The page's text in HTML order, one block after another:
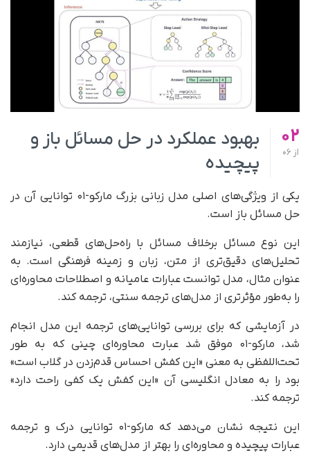
02
از
بهبود عملکرد در حل مسائل باز و
پیچیده
یکی از ویژگی‌های اصلی مدل زبانی بزرگ مارکو-۰۱ توانایی آن در
حل مسائل باز است.
این نوع مسائل برخلاف مسائل با راه‌حل‌های قطعی، نیازمند
تحلیل‌های دقیق‌تری از متن، زبان و زمینه فرهنگی است. به
عنوان مثال، مدل توانست عبارات عامیانه و اصطلاحات محاوره‌ای
را به‌طور مؤثرتری از مدل‌های ترجمه سنتی، ترجمه کند.
در آزمایشی که برای بررسی توانایی‌های ترجمه این مدل انجام
شد، مارکو-۰۱ موفق شد عبارت محاوره‌ای چینی که به‌ طور
تحت‌اللفظی به معنی «این کفش احساس قدم‌زدن در گلاب است»
بود را به معادل انگلیسی آن «این کفش یک کفی راحت دارد»
ترجمه کند.
این نتیجه نشان می‌دهد که مارکو-۰۱ توانایی درک و ترجمه
عبارات پیچیده و محاوره‌ای را بهتر از مدل‌های قدیمی دارد.